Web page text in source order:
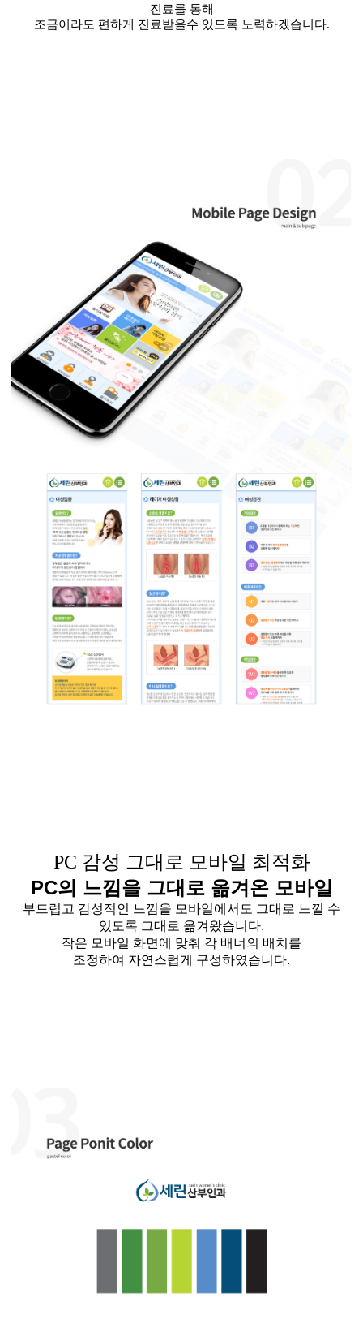
진료를 통해
조금이라도 편하게 진료받을수 있도록 노력하겠습니다.
PC 감성 그대로 모바일 최적화
PC의 느낌을 그대로 옮겨온 모바일
부드럽고 감성적인 느낌을 모바일에서도 그대로 느낄 수
있도록 그대로 옮겨왔습니다.
작은 모바일 화면에 맞춰 각 배너의 배치를
조정하여 자연스럽게 구성하였습니다.